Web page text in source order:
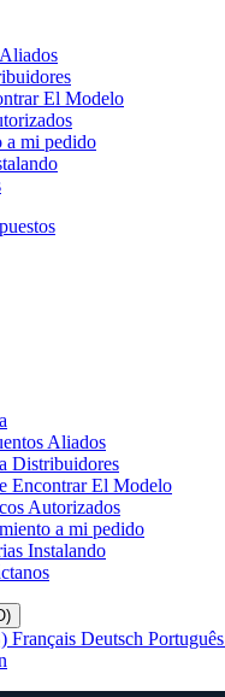
El Modelo
a mi pedido
Aliados
Distribuidores
Encontrar El Modelo
Autorizados
a mi pedido
Instalando
Français Deutsch Português